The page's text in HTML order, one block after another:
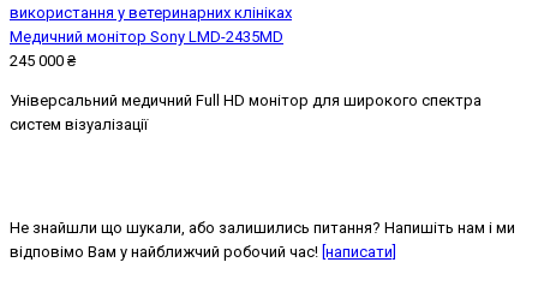
Медичний монітор Sony LMD-2435MD
245 000 ₴
Універсальний медичний Full HD монітор для широкого спектра
систем візуалізації
Не знайшли що шукали, або залишились питання? Напишіть нам і ми
відповімо Вам у найближчий робочий час! [написати]